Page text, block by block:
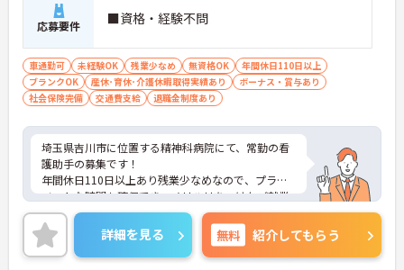
応募要件 ■資格・経験不問
車通勤可 未経験OK 残業少なめ 無資格OK
年間休日110日以上
ブランクOK
産休･育休･介護休暇取得実績あり
ボーナス・賞与あり
社会保険完備
交通費支給 退職金制度あり
埼玉県吉川市に位置する精神科病院にて、常勤の看
護助手の募集です！
年間休日110日以上あり残業少なめなので、プライ
ベートな時間も確保でき、メリハリをつけたご就業
が可能です◎
ご興味ある方には、面接対策ポイントなど、さらに
詳細をお話しいたしますのでお気軽にご相談くださ
い！
詳細を見る 無料 紹介してもらう